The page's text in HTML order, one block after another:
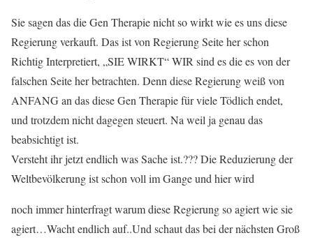
Sie sagen das die Gen Therapie nicht so wirkt wie es uns diese
Regierung verkauft. Das ist von Regierung Seite her schon
Richtig Interpretiert, „SIE WIRKT“ WIR sind es die es von der
falschen Seite her betrachten. Denn diese Regierung weiß von
ANFANG an das diese Gen Therapie für viele Tödlich endet,
und trotzdem nicht dagegen steuert. Na weil ja genau das
beabsichtigt ist.
Versteht ihr jetzt endlich was Sache ist.??? Die Reduzierung der
Weltbevölkerung ist schon voll im Gange und hier wird
noch immer hinterfragt warum diese Regierung so agiert wie sie
agiert…Wacht endlich auf..Und schaut das bei der nächsten Groß